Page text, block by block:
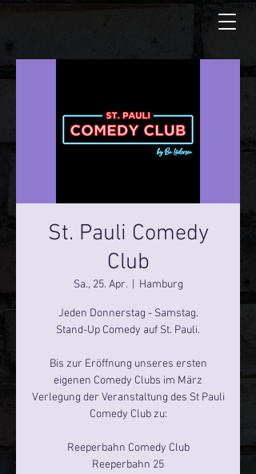
St. Pauli Comedy
Club
Sa., 25. Apr.
  |
Hamburg
Jeden Donnerstag - Samstag.
Stand-Up Comedy auf St. Pauli.
Bis zur Eröffnung unseres ersten
eigenen Comedy Clubs im März
Verlegung der Veranstaltung des St Pauli
Comedy Club zu:
Reeperbahn Comedy Club
Reeperbahn 25